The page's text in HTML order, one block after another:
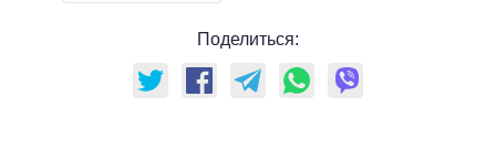
Поделиться: